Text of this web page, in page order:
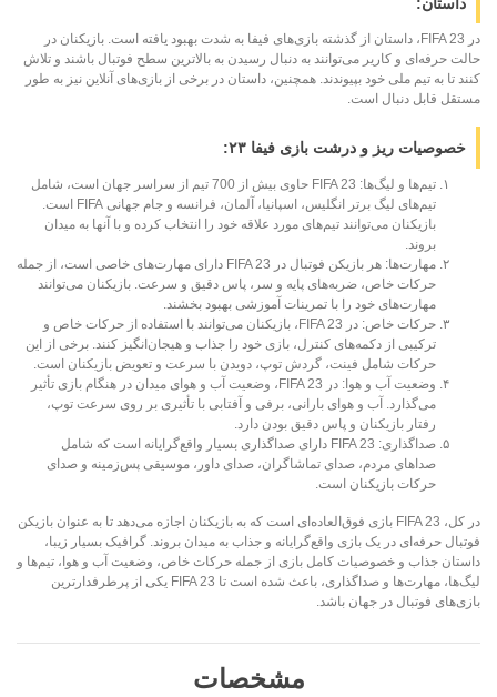
در FIFA 23، داستان از گذشته بازی‌های فیفا به شدت بهبود یافته است. بازیکنان در
حالت حرفه‌ای و کاریر می‌توانند به دنبال رسیدن به بالاترین سطح فوتبال باشند و تلاش
کنند تا به تیم ملی خود بپیوندند. همچنین، داستان در برخی از بازی‌های آنلاین نیز به طور
مستقل قابل دنبال است.
خصوصیات ریز و درشت بازی فیفا ۲۳:
تیم‌ها و لیگ‌ها: FIFA 23 حاوی بیش از 700 تیم از سراسر جهان است، شامل
تیم‌های لیگ برتر انگلیس، اسپانیا، آلمان، فرانسه و جام جهانی FIFA است.
بازیکنان می‌توانند تیم‌های مورد علاقه خود را انتخاب کرده و با آنها به میدان
بروند.
مهارت‌ها: هر بازیکن فوتبال در FIFA 23 دارای مهارت‌های خاصی است، از جمله
حرکات خاص، ضربه‌های پایه و سر، پاس دقیق و سرعت. بازیکنان می‌توانند
مهارت‌های خود را با تمرینات آموزشی بهبود بخشند.
حرکات خاص: در FIFA 23، بازیکنان می‌توانند با استفاده از حرکات خاص و
ترکیبی از دکمه‌های کنترل، بازی خود را جذاب و هیجان‌انگیز کنند. برخی از این
حرکات شامل فینت، گردش توپ، دویدن با سرعت و تعویض بازیکنان است.
وضعیت آب و هوا: در FIFA 23، وضعیت آب و هوای میدان در هنگام بازی تأثیر
می‌گذارد. آب و هوای بارانی، برفی و آفتابی با تأثیری بر روی سرعت توپ،
رفتار بازیکنان و پاس دقیق بودن دارد.
صداگذاری: FIFA 23 دارای صداگذاری بسیار واقع‌گرایانه است که شامل
صداهای مردم، صدای تماشاگران، صدای داور، موسیقی پس‌زمینه و صدای
حرکات بازیکنان است.
در کل، FIFA 23 بازی فوق‌العاده‌ای است که به بازیکنان اجازه می‌دهد تا به عنوان بازیکن
فوتبال حرفه‌ای در یک بازی واقع‌گرایانه و جذاب به میدان بروند. گرافیک بسیار زیبا،
داستان جذاب و خصوصیات کامل بازی از جمله حرکات خاص، وضعیت آب و هوا، تیم‌ها و
لیگ‌ها، مهارت‌ها و صداگذاری، باعث شده است تا FIFA 23 یکی از پرطرفدارترین
بازی‌های فوتبال در جهان باشد.
مشخصات